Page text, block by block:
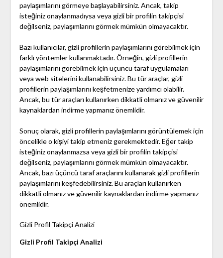
paylaşımlarını görmeye başlayabilirsiniz. Ancak, takip
isteğiniz onaylanmadıysa veya gizli bir profilin takipçisi
değilseniz, paylaşımlarını görmek mümkün olmayacaktır.
Bazı kullanıcılar, gizli profillerin paylaşımlarını görebilmek için
farklı yöntemler kullanmaktadır. Örneğin, gizli profillerin
paylaşımlarını görebilmek için üçüncü taraf uygulamaları
veya web sitelerini kullanabilirsiniz. Bu tür araçlar, gizli
profillerin paylaşımlarını keşfetmenize yardımcı olabilir.
Ancak, bu tür araçları kullanırken dikkatli olmanız ve güvenilir
kaynaklardan indirme yapmanız önemlidir.
Sonuç olarak, gizli profillerin paylaşımlarını görüntülemek için
öncelikle o kişiyi takip etmeniz gerekmektedir. Eğer takip
isteğiniz onaylanmazsa veya gizli bir profilin takipçisi
değilseniz, paylaşımlarını görmek mümkün olmayacaktır.
Ancak, bazı üçüncü taraf araçlarını kullanarak gizli profillerin
paylaşımlarını keşfedebilirsiniz. Bu araçları kullanırken
dikkatli olmanız ve güvenilir kaynaklardan indirme yapmanız
önemlidir.
Gizli Profil Takipçi Analizi
Gizli Profil Takipçi Analizi